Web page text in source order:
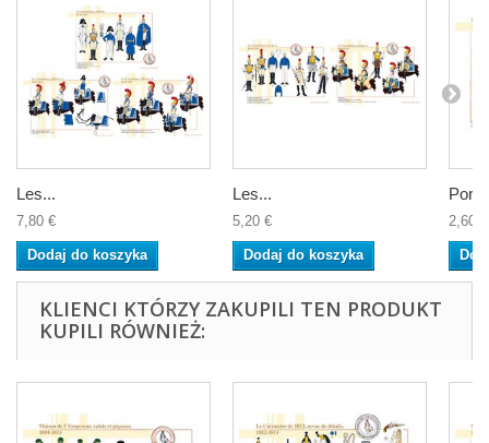
Les...
7,80 €
Dodaj do koszyka
Les...
5,20 €
Dodaj do koszyka
2,60 €
KLIENCI KTÓRZY ZAKUPILI TEN PRODUKT
KUPILI RÓWNIEŻ: